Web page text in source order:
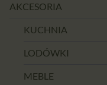
AKCESORIA
KUCHNIA
LODÓWKI
MEBLE